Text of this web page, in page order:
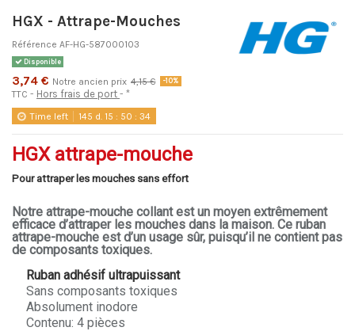
HGX - Attrape-Mouches
Référence AF-HG-587000103
Disponible
3,74 € Notre ancien prix 4,15 € -10%
TTC Hors frais de port *
Time left 145 d. 15 : 50 :34
HGX attrape-mouche
Pour attraper les mouches sans effort
Notre attrape-mouche collant est un moyen extrêmement
efficace d’attraper les mouches dans la maison. Ce ruban
attrape-mouche est d’un usage sûr, puisqu’il ne contient pas
de composants toxiques.
Ruban adhésif ultrapuissant
Sans composants toxiques
Absolument inodore
Contenu: 4 pièces